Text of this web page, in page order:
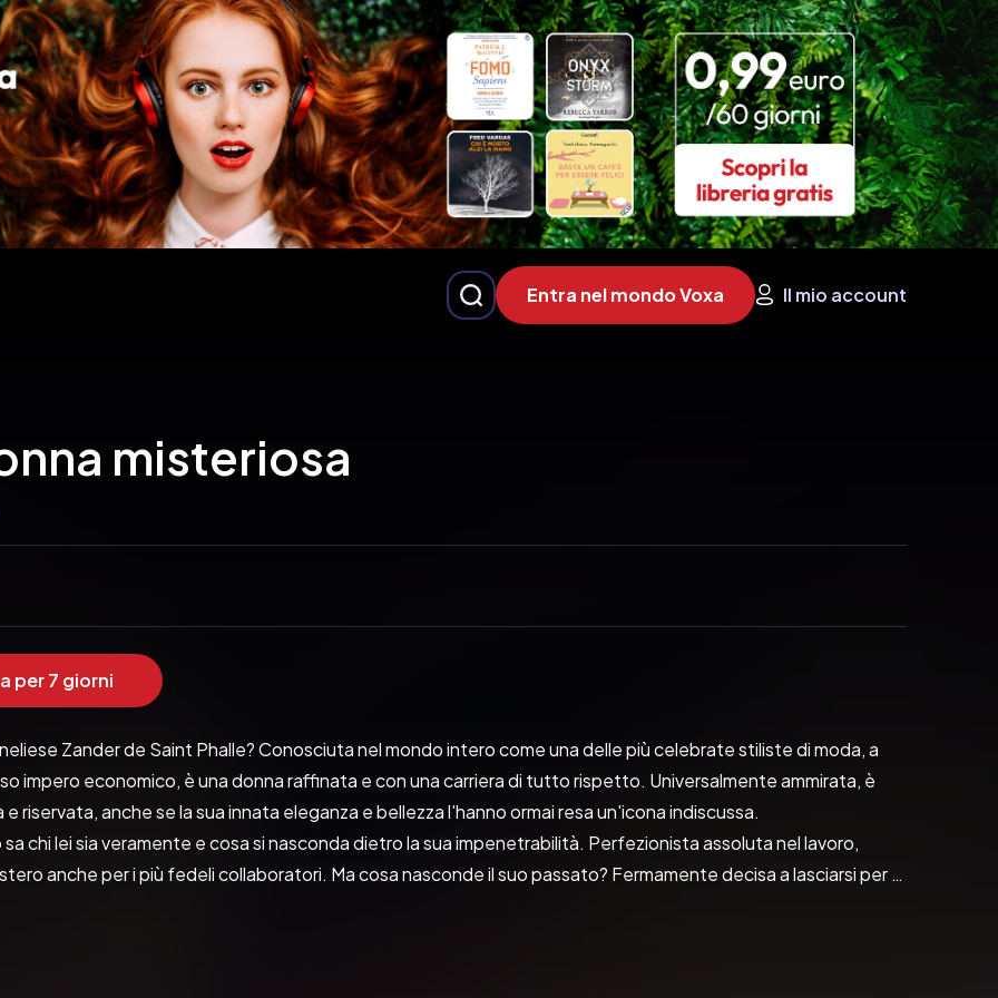
Entra nel mondo Voxa Il mio account
misteriosa
per 7 giorni
Zander de Saint Phalle? Conosciuta nel mondo intero come una delle più celebrate stiliste di moda, a
impero economico, è una donna raffinata e con una carriera di tutto rispetto. Universalmente ammirata, è
riservata, anche se la sua innata eleganza e bellezza l'hanno ormai resa un'icona indiscussa.
sa chi lei sia veramente e cosa si nasconda dietro la sua impenetrabilità. Perfezionista assoluta nel lavoro,
anche per i più fedeli collaboratori. Ma cosa nasconde il suo passato? Fermamente decisa a lasciarsi per
gli anni bui dell'infanzia e della giovinezza che l'hanno segnata profondamente, Anneliese fa di tutto per
delle sue origini, delle quali non ha mai fatto parola neppure con la figlia Callan. Ma proprio quando ha ormai